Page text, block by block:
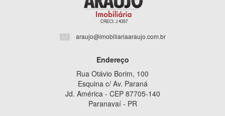
araujo@imobiliariaaraujo.com.br
Endereço
Rua Otávio Borim, 100
Esquina c/ Av. Paraná
Jd. América - CEP 87705-140
Paranavaí - PR